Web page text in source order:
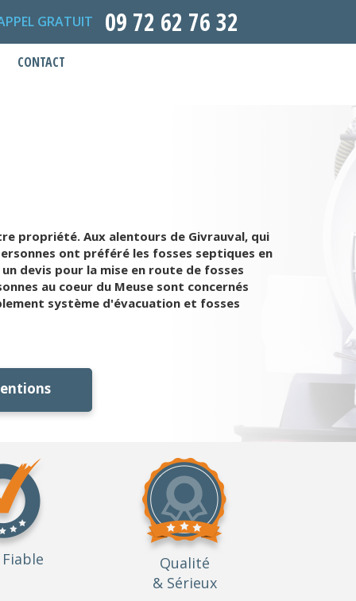
GRATUIT 09 72 62 76 32
CONTACT
propriété. Aux alentours de Givrauval, qui
ont préféré les fosses septiques en
devis pour la mise en route de fosses
au coeur du Meuse sont concernés
système d'évacuation et fosses
Fiable
Qualité
& Sérieux